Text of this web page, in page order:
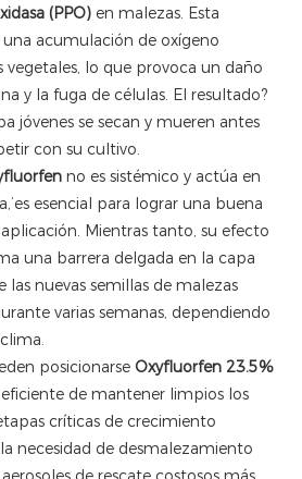
(PPO) en malezas. Esta
acumulación de oxígeno
vegetales, lo que provoca un daño
y la fuga de células. El resultado?
jóvenes se secan y mueren antes
con su cultivo.
no es sistémico y actúa en
esencial para lograr una buena
Mientras tanto, su efecto
una barrera delgada en la capa
las nuevas semillas de malezas
varias semanas, dependiendo
posicionarse Oxyfluorfen 23.5%
de mantener limpios los
críticas de crecimiento
necesidad de desmalezamiento